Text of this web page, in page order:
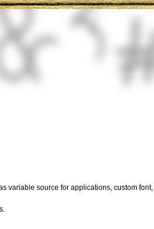
variable source for applications, custom